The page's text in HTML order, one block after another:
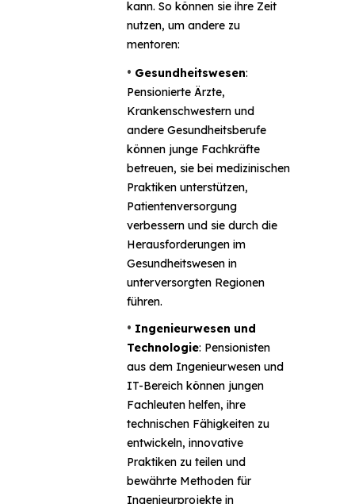
kann. So können sie ihre Zeit
nutzen, um andere zu
mentoren:
• Gesundheitswesen:
Pensionierte Ärzte,
Krankenschwestern und
andere Gesundheitsberufe
können junge Fachkräfte
betreuen, sie bei medizinischen
Praktiken unterstützen,
Patientenversorgung
verbessern und sie durch die
Herausforderungen im
Gesundheitswesen in
unterversorgten Regionen
führen.
• Ingenieurwesen und
Technologie: Pensionisten
aus dem Ingenieurwesen und
IT-Bereich können jungen
Fachleuten helfen, ihre
technischen Fähigkeiten zu
entwickeln, innovative
Praktiken zu teilen und
bewährte Methoden für
Ingenieurprojekte in